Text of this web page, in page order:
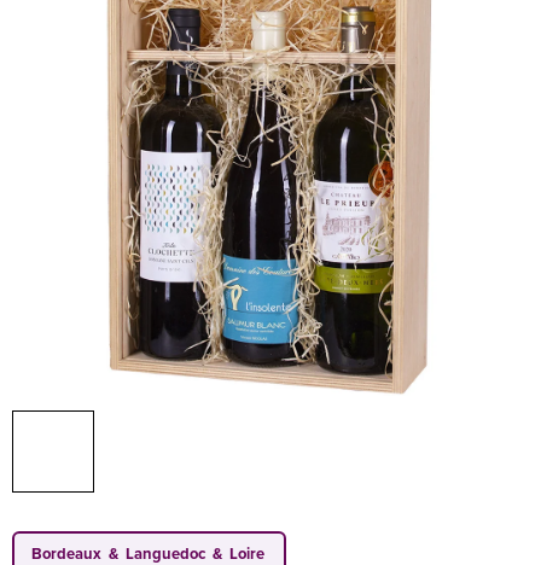
Bordeaux & Languedoc & Loire